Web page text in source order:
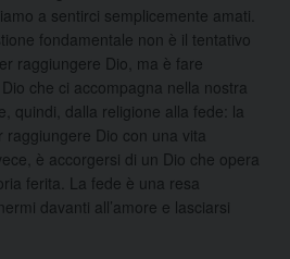
a sentirci semplicemente amati.
fondamentale non è il tentativo
raggiungere Dio, ma è fare
che ci accompagna nella nostra
quindi, dalla religione alla fede: la
Dio con una vita
è accorgersi di un Dio che opera
ferita. La fede è una resa
davanti all’amore e lasciarsi